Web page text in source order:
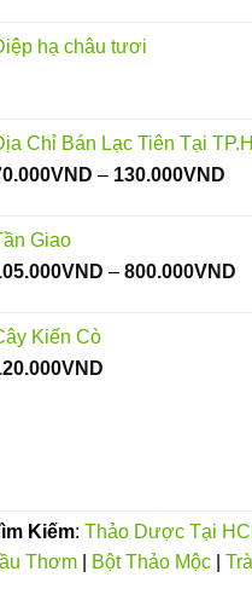
hạ châu tươi
Chỉ Bán Lạc Tiên Tại
VND – 130.000VND
đến
Giao
VND – 800.000VND
Kiến Cò
VND
Kiếm: Thảo Dược Tại
Thơm
Bột Thảo Mộc